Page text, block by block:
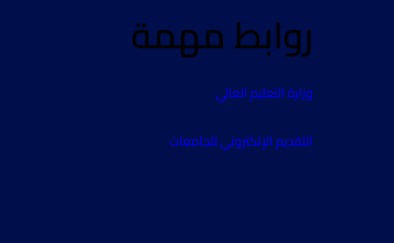
روابط مهمة
وزارة التعليم العالي
التقديم الإلكتروني للجامعات